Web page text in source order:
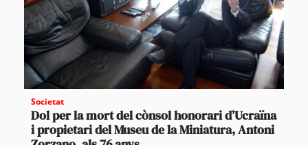
Societat
Dol per la mort del cònsol honorari d’Ucraïna
i propietari del Museu de la Miniatura, Antoni